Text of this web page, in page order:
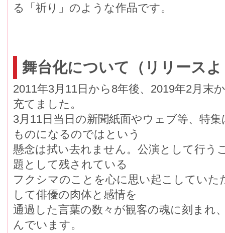
る「祈り」のような作品です。
舞台化について（リリース
2011年3月11日から8年後、2019年2月末
充てました。
3月11日当日の新聞紙面やウェブ等、特
ものになるのではという
懸念は拭い去れません。公演として行う
題として残されている
フクシマのことを心に思い起こしてい
して俳優の肉体と感情を
通過した言葉の数々が観客の魂に刻まれ
んでいます。